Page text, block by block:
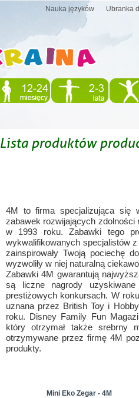
Nauka języków Ubranka
Lista produktów
4M to firma specjalizująca się
zabawek rozwijających zdolności
w 1993 roku. Zabawki tego
wykwalifikowanych specjalistów
zainspirowały Twoją pociechę
wyzwoliły w niej naturalną
Zabawki 4M gwarantują
są liczne nagrody
prestiżowych konkursach. W
uznana przez British Toy i
roku. Disney Family Fun
który otrzymał także srebrny
otrzymywane przez firmę 4M
produkty.
Mini Eko Zegar - 4M